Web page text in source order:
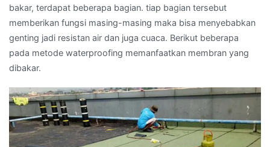
bakar, terdapat beberapa bagian. tiap bagian tersebut
memberikan fungsi masing-masing maka bisa menyebabkan
genting jadi resistan air dan juga cuaca. Berikut beberapa
pada metode waterproofing memanfaatkan membran yang
dibakar.